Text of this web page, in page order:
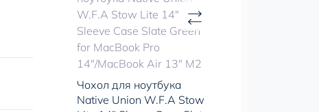
Чохол для ноутбука
Native Union W.F.A Stow